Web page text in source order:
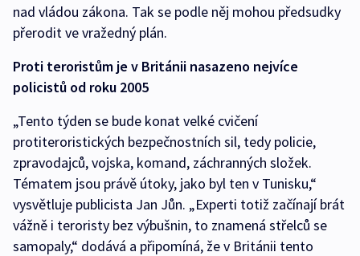
nad vládou zákona. Tak se podle něj mohou předsudky
přerodit ve vražedný plán.
Proti teroristům je v Británii nasazeno nejvíce
policistů od roku 2005
„Tento týden se bude konat velké cvičení
protiteroristických bezpečnostních sil, tedy policie,
zpravodajců, vojska, komand, záchranných složek.
Tématem jsou právě útoky, jako byl ten v Tunisku,“
vysvětluje publicista Jan Jůn. „Experti totiž začínají brát
vážně i teroristy bez výbušnin, to znamená střelců se
samopaly,“ dodává a připomíná, že v Británii tento